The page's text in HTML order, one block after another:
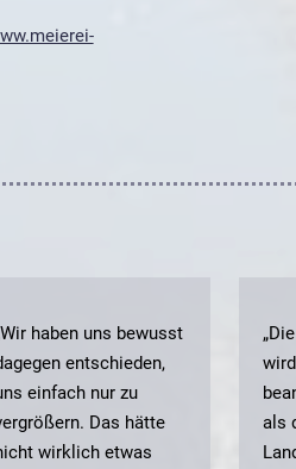
haben uns bewusst
entschieden,
einfach nur zu
Das hätte
wirklich etwas
als